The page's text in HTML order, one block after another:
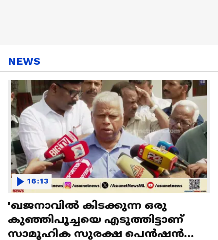
NEWS
'ഖജനാവിൽ കിടക്കുന്ന ഒരു
കുഞ്ഞിപൂച്ചയെ എടുത്തിട്ടാണ്
സാമൂഹിക സുരക്ഷ പെൻഷൻ
16:13